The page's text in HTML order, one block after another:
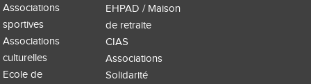
Associations
sportives
Associations
culturelles
Ecole de
EHPAD / Maison
de retraite
CIAS
Associations
Solidarité